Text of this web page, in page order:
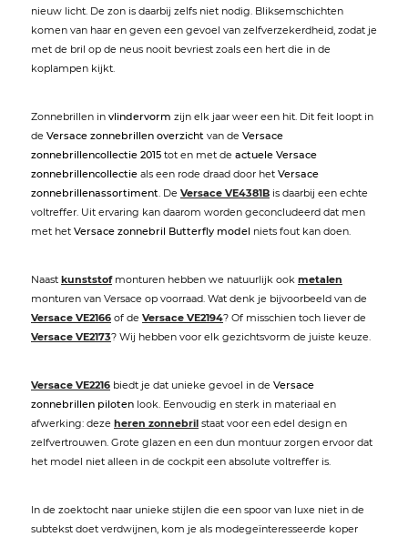
nieuw licht. De zon is daarbij zelfs niet nodig. Bliksemschichten
komen van haar en geven een gevoel van zelfverzekerdheid, zodat je
met de bril op de neus nooit bevriest zoals een hert die in de
koplampen kijkt.
Zonnebrillen in vlindervorm zijn elk jaar weer een hit. Dit feit loopt in
de Versace zonnebrillen overzicht van de Versace
zonnebrillencollectie 2015 tot en met de actuele Versace
zonnebrillencollectie als een rode draad door het Versace
zonnebrillenassortiment. De Versace VE4381B is daarbij een echte
voltreffer. Uit ervaring kan daarom worden geconcludeerd dat men
met het Versace zonnebril Butterfly model niets fout kan doen.
Naast kunststofmonturen hebben we natuurlijk ook metalen
monturen van Versace op voorraad. Wat denk je bijvoorbeeld van de
Versace VE2166 of de Versace VE2194? Of misschien toch liever de
Versace VE2173? Wij hebben voor elk gezichtsvorm de juiste keuze.
Versace VE2216 biedt je dat unieke gevoel in de Versace
zonnebrillen piloten look. Eenvoudig en sterk in materiaal en
afwerking: deze heren zonnebril staat voor een edel design en
zelfvertrouwen. Grote glazen en een dun montuur zorgen ervoor dat
het model niet alleen in de cockpit een absolute voltreffer is.
In de zoektocht naar unieke stijlen die een spoor van luxe niet in de
subtekst doet verdwijnen, kom je als modegeïnteresseerde koper